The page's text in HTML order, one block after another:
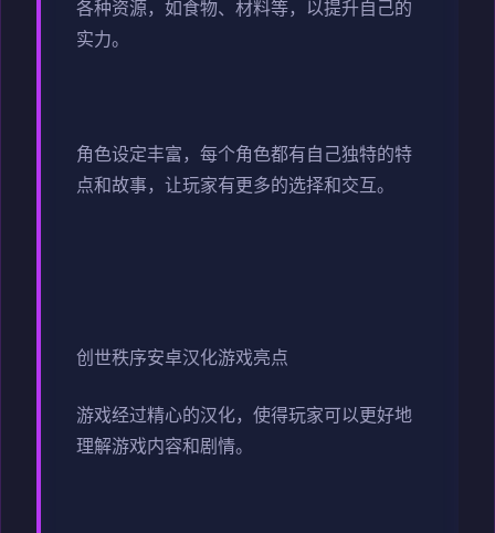
各种资源，如食物、材料等，以提升自己的
实力。
角色设定丰富，每个角色都有自己独特的特
点和故事，让玩家有更多的选择和交互。
创世秩序安卓汉化游戏亮点
游戏经过精心的汉化，使得玩家可以更好地
理解游戏内容和剧情。